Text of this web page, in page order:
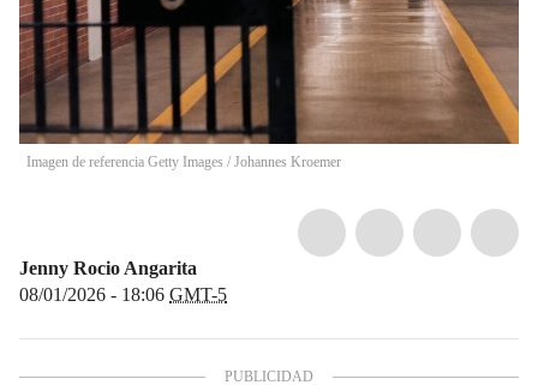
Imagen de referencia Getty Images / Johannes Kroemer
Jenny Rocio Angarita
08/01/2026 - 18:06 GMT-5